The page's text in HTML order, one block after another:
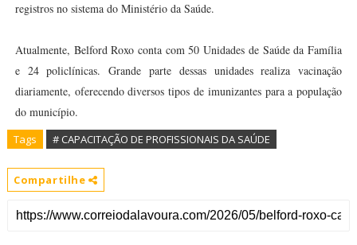
registros no sistema do Ministério da Saúde.
Atualmente, Belford Roxo conta com 50 Unidades de Saúde da Família
e 24 policlínicas. Grande parte dessas unidades realiza vacinação
diariamente, oferecendo diversos tipos de imunizantes para a população
do município.
Tags # CAPACITAÇÃO DE PROFISSIONAIS DA SAÚDE
Compartilhe